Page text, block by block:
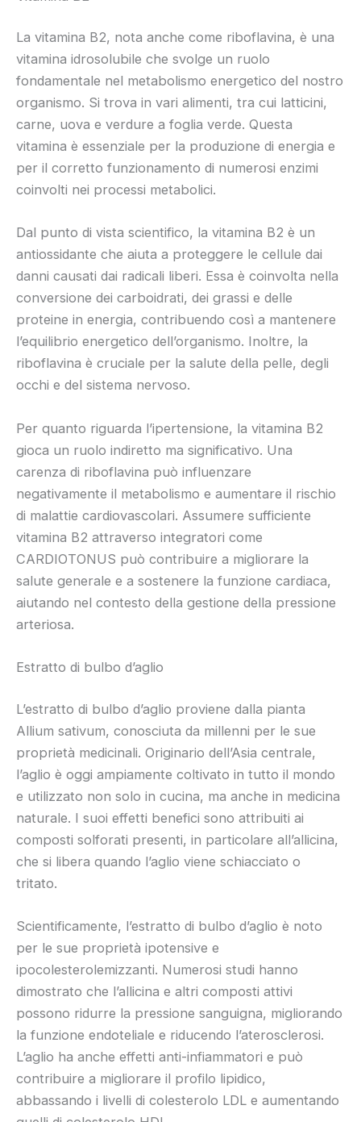
La vitamina B2, nota anche come riboflavina, è una
vitamina idrosolubile che svolge un ruolo
fondamentale nel metabolismo energetico del nostro
organismo. Si trova in vari alimenti, tra cui latticini,
carne, uova e verdure a foglia verde. Questa
vitamina è essenziale per la produzione di energia e
per il corretto funzionamento di numerosi enzimi
coinvolti nei processi metabolici.
Dal punto di vista scientifico, la vitamina B2 è un
antiossidante che aiuta a proteggere le cellule dai
danni causati dai radicali liberi. Essa è coinvolta nella
conversione dei carboidrati, dei grassi e delle
proteine in energia, contribuendo così a mantenere
l’equilibrio energetico dell’organismo. Inoltre, la
riboflavina è cruciale per la salute della pelle, degli
occhi e del sistema nervoso.
Per quanto riguarda l’ipertensione, la vitamina B2
gioca un ruolo indiretto ma significativo. Una
carenza di riboflavina può influenzare
negativamente il metabolismo e aumentare il rischio
di malattie cardiovascolari. Assumere sufficiente
vitamina B2 attraverso integratori come
CARDIOTONUS può contribuire a migliorare la
salute generale e a sostenere la funzione cardiaca,
aiutando nel contesto della gestione della pressione
arteriosa.
Estratto di bulbo d’aglio
L’estratto di bulbo d’aglio proviene dalla pianta
Allium sativum, conosciuta da millenni per le sue
proprietà medicinali. Originario dell’Asia centrale,
l’aglio è oggi ampiamente coltivato in tutto il mondo
e utilizzato non solo in cucina, ma anche in medicina
naturale. I suoi effetti benefici sono attribuiti ai
composti solforati presenti, in particolare all’allicina,
che si libera quando l’aglio viene schiacciato o
tritato.
Scientificamente, l’estratto di bulbo d’aglio è noto
per le sue proprietà ipotensive e
ipocolesterolemizzanti. Numerosi studi hanno
dimostrato che l’allicina e altri composti attivi
possono ridurre la pressione sanguigna, migliorando
la funzione endoteliale e riducendo l’aterosclerosi.
L’aglio ha anche effetti anti-infiammatori e può
contribuire a migliorare il profilo lipidico,
abbassando i livelli di colesterolo LDL e aumentando